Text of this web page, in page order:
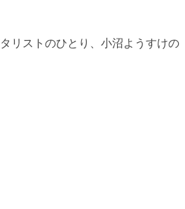
リストのひとり、小沼ようすけの